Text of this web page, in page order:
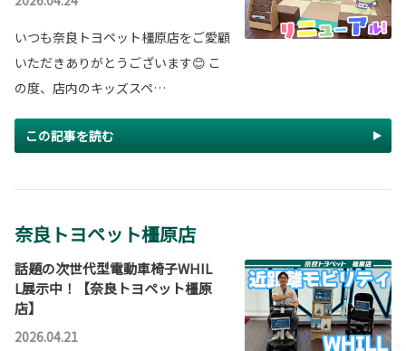
いつも奈良トヨペット橿原店をご愛顧
いただきありがとうございます😊 こ
の度、店内のキッズスペ…
この記事を読む
奈良トヨペット橿原店
話題の次世代型電動車椅子WHIL
L展示中！【奈良トヨペット橿原
店】
2026.04.21